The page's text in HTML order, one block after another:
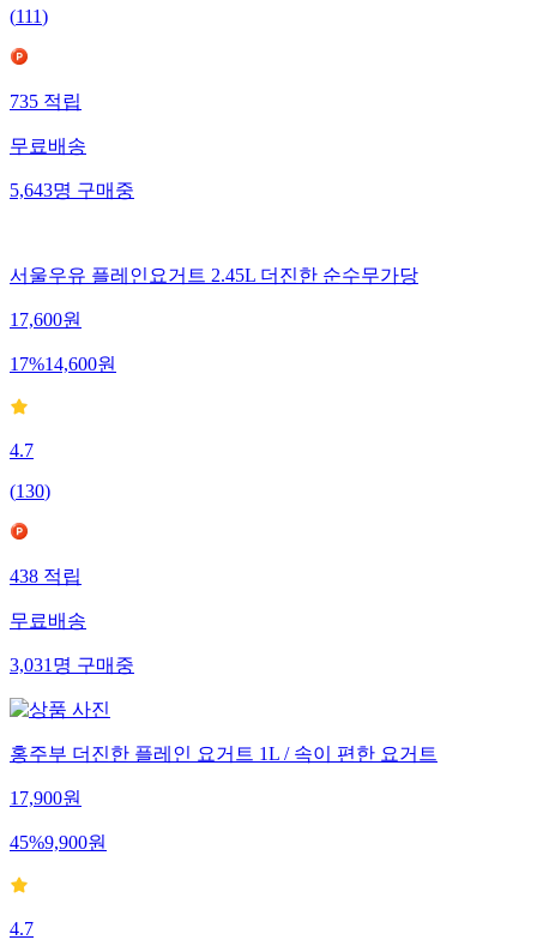
(111)
735적립
무료배송
5,643명구매중
서울우유 플레인요거트 2.45L 더진한 순수무가당
17,600원
17%14,600원
4.7
(130)
438적립
무료배송
3,031명구매중
홍주부 더진한 플레인 요거트 1L / 속이 편한 요거트
17,900원
45%9,900원
4.7